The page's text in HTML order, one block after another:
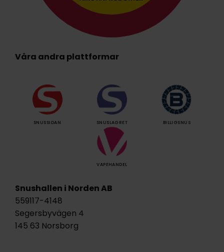
Våra andra plattformar
SNUSSIDAN SNUSLAGRET BILLIGSNUS
VAPEHANDEL
Snushallen i Norden AB
559117-4148
Segersbyvägen 4
145 63 Norsborg